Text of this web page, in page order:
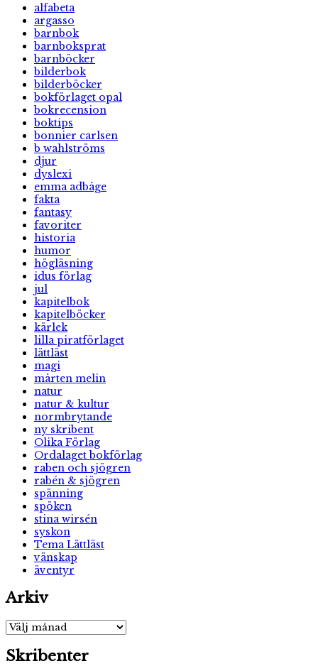
alfabeta
argasso
barnbok
barnboksprat
barnböcker
bilderbok
bilderböcker
bokförlaget opal
bokrecension
boktips
bonnier carlsen
b wahlströms
djur
dyslexi
emma adbåge
fakta
fantasy
favoriter
historia
humor
högläsning
idus förlag
jul
kapitelbok
kapitelböcker
kärlek
lilla piratförlaget
lättläst
magi
mårten melin
natur
natur & kultur
normbrytande
ny skribent
Olika Förlag
Ordalaget bokförlag
raben och sjögren
rabén & sjögren
spänning
spöken
stina wirsén
syskon
Tema Lättläst
vänskap
äventyr
Arkiv
Arkiv
Skribenter